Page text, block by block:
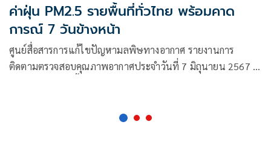
ค่าฝุ่น PM2.5 รายพื้นที่ทั่วไทย พร้อมคาด
การณ์ 7 วันข้างหน้า
ศูนย์สื่อสารการแก้ไขปัญหามลพิษทางอากาศ รายงานการ
ติดตามตรวจสอบคุณภาพอากาศประจำวันที่ 7 มิถุนายน 2567 ณ